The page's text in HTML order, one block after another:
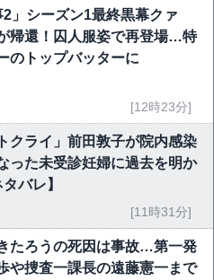
2」シーズン1最終黒幕クァ
帰還！囚人服姿で再登場…特
のトップバッターに
[12時23分]
クライ」前田敦子が院内感染
った未受診妊婦に過去を明か
バレ】
[11時31分]
たろうの死因は事故…第一発
や捜査一課長の遠藤憲一まで